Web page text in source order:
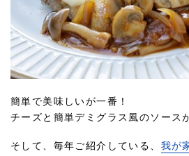
簡単で美味しいが一番！
チーズと簡単デミグラス風のソース
そして、毎年ご紹介している、 我が